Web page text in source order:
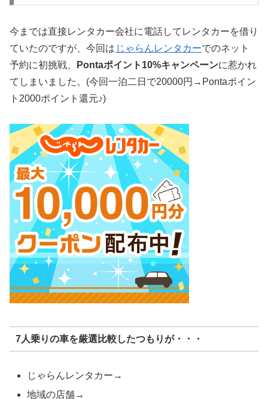
今までは直接レンタカー会社に電話してレンタカーを借り
ていたのですが、今回は じゃらんレンタカーでのネット
予約に初挑戦、
Pontaポイント10%キャンペーンに惹かれ
てしまいました。(今回一泊二日で20000円→Pontaポイン
ト2000ポイント還元♪)
7人乗りの車を厳選比較したつもりが・・・
じゃらんレンタカー→
地域の店舗→